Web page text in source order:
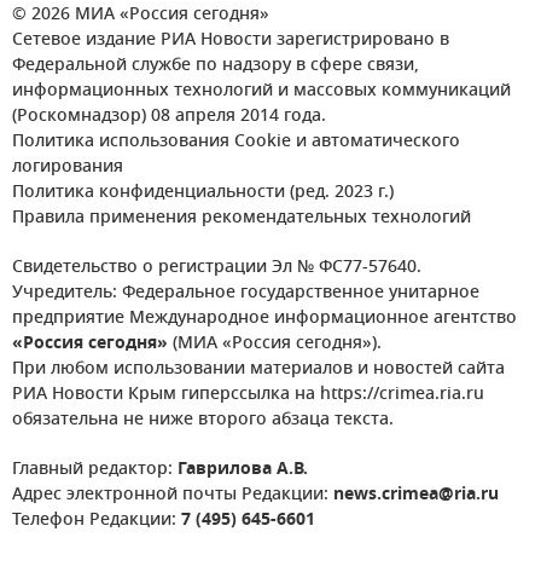
© 2026 МИА «Россия сегодня»
Сетевое издание РИА Новости зарегистрировано в
Федеральной службе по надзору в сфере связи,
информационных технологий и массовых коммуникаций
(Роскомнадзор) 08 апреля 2014 года.
Политика использования Cookie и автоматического
логирования
Политика конфиденциальности (ред. 2023 г.)
Правила применения рекомендательных технологий
Свидетельство о регистрации Эл № ФС77-57640.
Учредитель: Федеральное государственное унитарное
предприятие Международное информационное агентство
«Россия сегодня» (МИА «Россия сегодня»).
При любом использовании материалов и новостей сайта
РИА Новости Крым гиперссылка на https://crimea.ria.ru
обязательна не ниже второго абзаца текста.
Главный редактор: Гаврилова А.В.
Адрес электронной почты Редакции: news.crimea@ria.ru
Телефон Редакции: 7 (495) 645-6601